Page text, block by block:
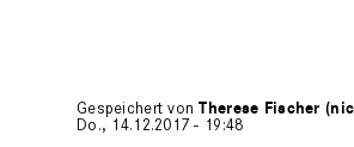
Gespeichert vonTherese Fischer
Do., 14.12.2017 - 19:48